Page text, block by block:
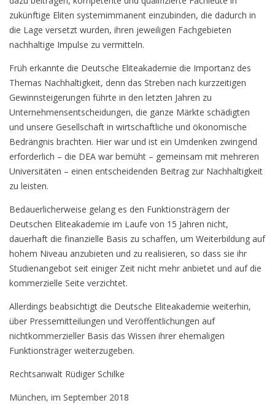
zukünftige Eliten systemimmanent einzubinden, die dadurch in
die Lage versetzt wurden, ihren jeweiligen Fachgebieten
nachhaltige Impulse zu vermitteln.
Früh erkannte die Deutsche Eliteakademie die Importanz des
Themas Nachhaltigkeit, denn das Streben nach kurzzeitigen
Gewinnsteigerungen führte in den letzten Jahren zu
Unternehmensentscheidungen, die ganze Märkte schädigten
und unsere Gesellschaft in wirtschaftliche und ökonomische
Bedrängnis brachten. Hier war und ist ein Umdenken zwingend
erforderlich – die DEA war bemüht – gemeinsam mit mehreren
Universitäten – einen entscheidenden Beitrag zur Nachhaltigkeit
zu leisten.
Bedauerlicherweise gelang es den Funktionsträgern der
Deutschen Eliteakademie im Laufe von 15 Jahren nicht,
dauerhaft die finanzielle Basis zu schaffen, um Weiterbildung auf
hohem Niveau anzubieten und zu realisieren, so dass sie ihr
Studienangebot seit einiger Zeit nicht mehr anbietet und auf die
kommerzielle Seite verzichtet.
Allerdings beabsichtigt die Deutsche Eliteakademie weiterhin,
über Pressemitteilungen und Veröffentlichungen auf
nichtkommerzieller Basis das Wissen ihrer ehemaligen
Funktionsträger weiterzugeben.
Rechtsanwalt Rüdiger Schilke
München, im September 2018